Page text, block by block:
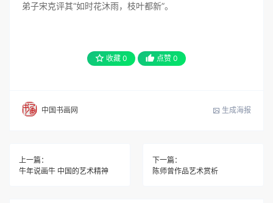
弟子宋克评其“如时花沐雨，枝叶都新”。
收藏 0 点赞 0
中国书画网 生成海报
上一篇：
牛年说画牛 中国的艺术精神
下一篇：
陈师曾作品艺术赏析